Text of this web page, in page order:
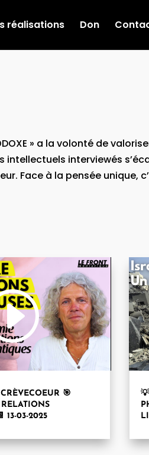
réalisations Don
» a la volonté de
intellectuels interviewés
Face à la pensée unique,
🎯
13-03-2025